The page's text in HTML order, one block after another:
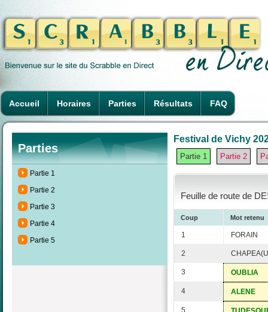
Accueil Horaires Parties Résultats FAQ
Parties
Partie 1
Partie 2
Partie 3
Partie 4
Partie 5
Festival de Vichy
Partie 1 Partie 2
Feuille de route de
Coup Mot retenu
1 FORAIN
2
3 OUBLIA
4 ALENE